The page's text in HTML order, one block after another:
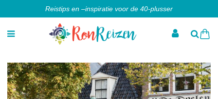
Reistips en –inspiratie voor de 40-plusser